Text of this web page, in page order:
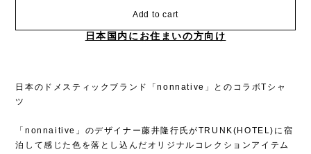
Add to cart
日本国内にお住まいの方向け
日本のドメスティックブランド「nonnative」とのコラボTシャ
ツ
「nonnaitive」のデザイナー藤井隆行氏がTRUNK(HOTEL)に宿
泊して感じた色を落とし込んだオリジナルコレクションアイテム